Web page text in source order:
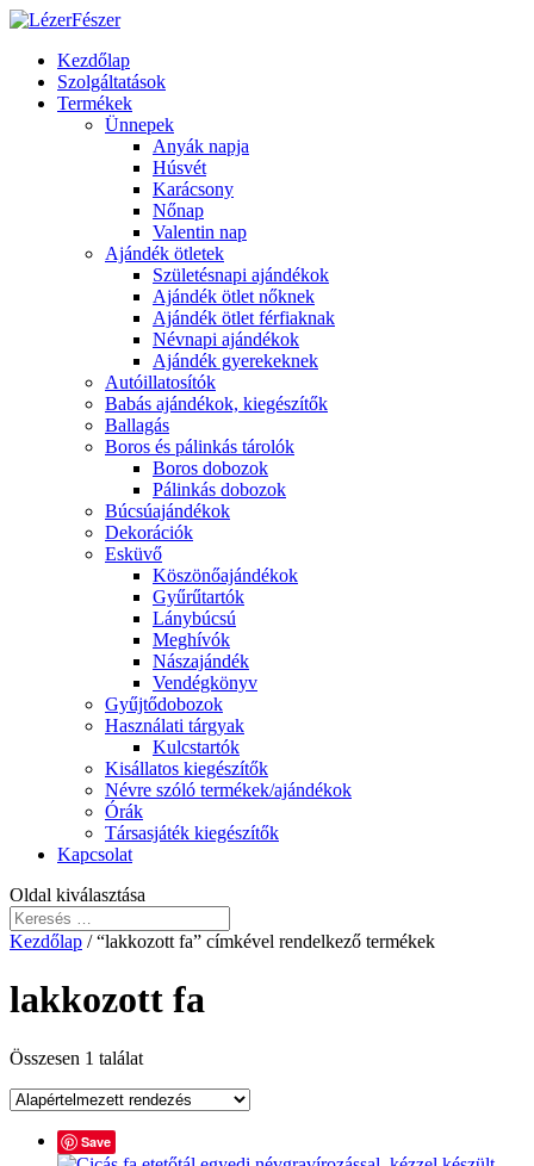
Kezdőlap
Szolgáltatások
Termékek
Ünnepek
Anyák napja
Húsvét
Karácsony
Nőnap
Valentin nap
Ajándék ötletek
Születésnapi ajándékok
Ajándék ötlet nőknek
Ajándék ötlet férfiaknak
Névnapi ajándékok
Ajándék gyerekeknek
Autóillatosítók
Babás ajándékok, kiegészítők
Ballagás
Boros és pálinkás tárolók
Boros dobozok
Pálinkás dobozok
Búcsúajándékok
Dekorációk
Esküvő
Köszönőajándékok
Gyűrűtartók
Lánybúcsú
Meghívók
Nászajándék
Vendégkönyv
Gyűjtődobozok
Használati tárgyak
Kulcstartók
Kisállatos kiegészítők
Névre szóló termékek/ajándékok
Órák
Társasjáték kiegészítők
Kapcsolat
Oldal kiválasztása
Kezdőlap / “lakkozott fa” címkével rendelkező termékek
lakkozott fa
Összesen 1 találat
Save